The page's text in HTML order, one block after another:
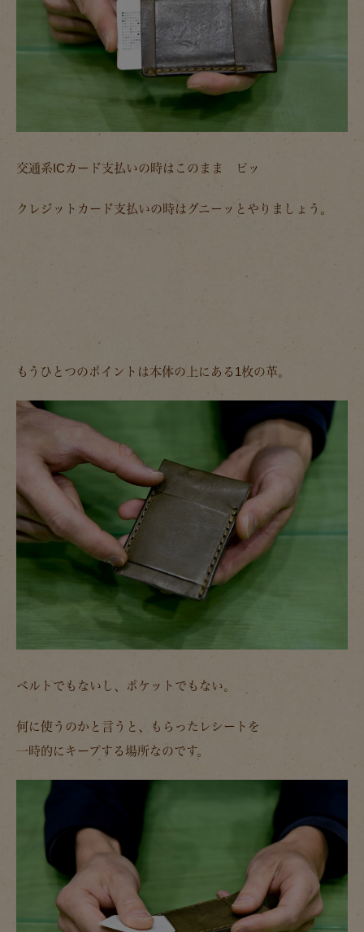
交通系ICカード支払いの時はこのまま ピッ
クレジットカード支払いの時はグニーッとやりましょう。
もうひとつのポイントは本体の上にある1枚の革。
ベルトでもないし、ポケットでもない。
何に使うのかと言うと、もらったレシートを
一時的にキープする場所なのです。